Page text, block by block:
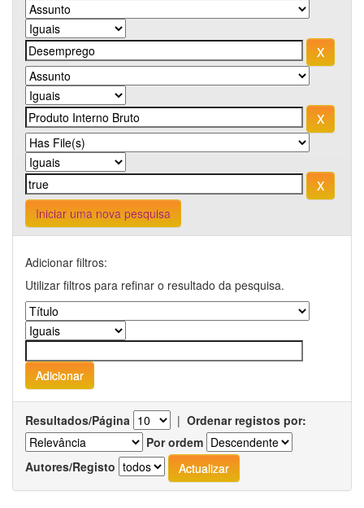
Iniciar uma nova pesquisa
Adicionar filtros:
Utilizar filtros para refinar o resultado da pesquisa.
Resultados/Página | Ordenar registos por:
Por ordem
Autores/Registo